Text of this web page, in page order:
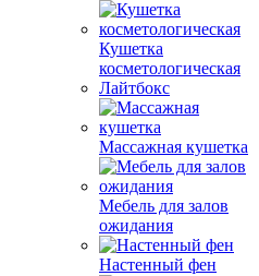
Кушетка
косметологическая
Лайтбокс
Массажная кушетка
Мебель для залов
ожидания
Настенный фен